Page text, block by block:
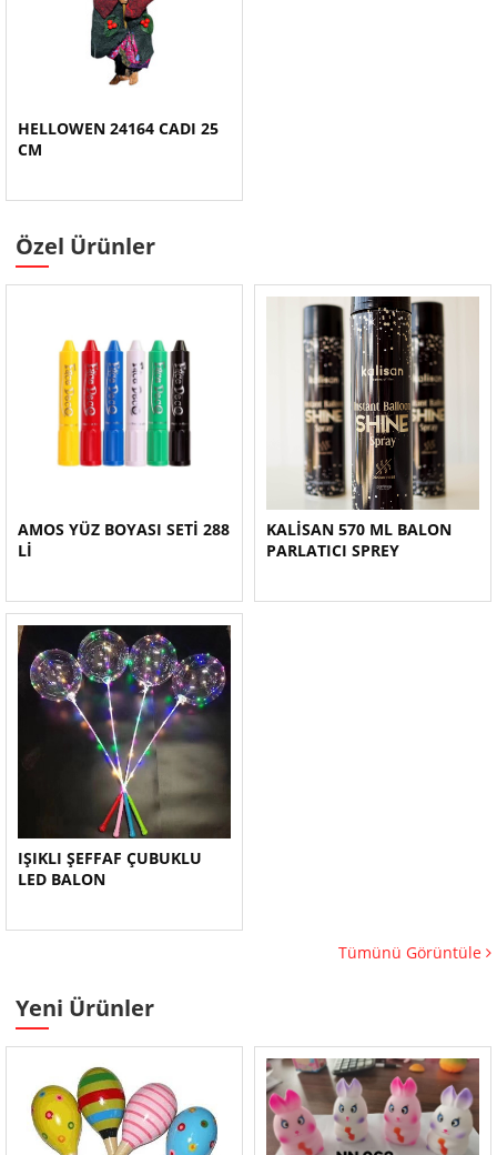
HELLOWEN 24164 CADI 25
CM
Özel Ürünler
AMOS YÜZ BOYASI SETİ 288
Lİ
KALİSAN 570 ML BALON
PARLATICI SPREY
IŞIKLI ŞEFFAF ÇUBUKLU
LED BALON
Tümünü Görüntüle
Yeni Ürünler